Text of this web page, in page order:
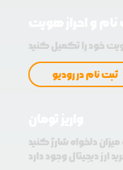
ثبت نام در رودیو